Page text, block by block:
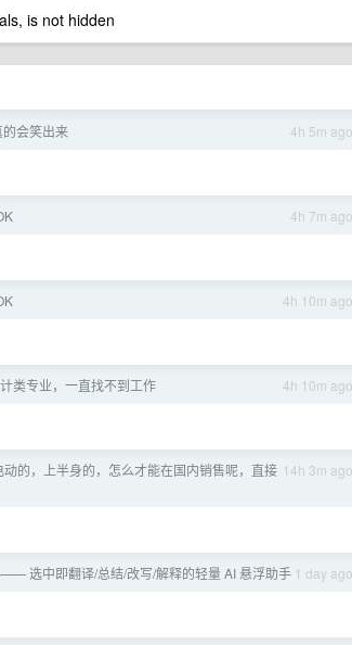
is not hidden
4h 5m ago
会笑出来
4h 7m ago
4h 10m ago
4h 10m ago
类专业，一直找不到工作
14h 3m ago
的，上半身的，怎么才能在国内销售呢，直接
1 day ago
选中即翻译/总结/改写/解释的轻量 AI 悬浮助手